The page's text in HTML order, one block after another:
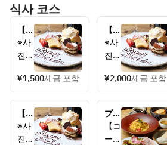
식사 코스
【축
하
옵
디저
트 2
종
플레
이트
※사
진
종
모듬
이
됩니
다.
¥1,500세금 포함
【축
하
옵
디저
트 3
종
플레
이트
※사
진
종
모듬
이
됩니
¥2,000세금 포함
【축
하
옵
※사
진
プリ
フィ
ック
【コ
ース